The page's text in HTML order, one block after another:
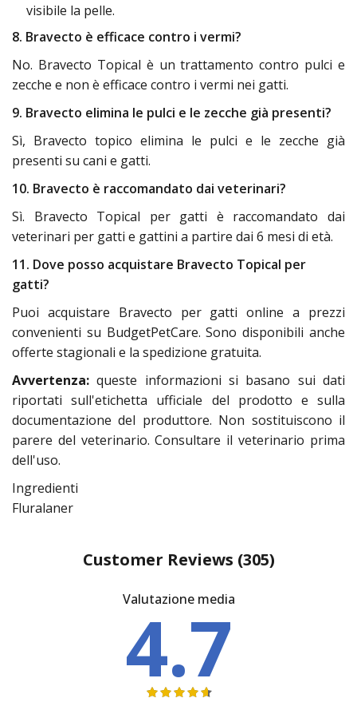
visibile la pelle.
8. Bravecto è efficace contro i vermi?
No. Bravecto Topical è un trattamento contro pulci e
zecche e non è efficace contro i vermi nei gatti.
9. Bravecto elimina le pulci e le zecche già presenti?
Sì, Bravecto topico elimina le pulci e le zecche già
presenti su cani e gatti.
10. Bravecto è raccomandato dai veterinari?
Sì. Bravecto Topical per gatti è raccomandato dai
veterinari per gatti e gattini a partire dai 6 mesi di età.
11. Dove posso acquistare Bravecto Topical per
gatti?
Puoi acquistare Bravecto per gatti online a prezzi
convenienti su BudgetPetCare. Sono disponibili anche
offerte stagionali e la spedizione gratuita.
Avvertenza: queste informazioni si basano sui dati
riportati sull'etichetta ufficiale del prodotto e sulla
documentazione del produttore. Non sostituiscono il
parere del veterinario. Consultare il veterinario prima
dell'uso.
Ingredienti
Fluralaner
Customer Reviews (305)
Valutazione media
4.7